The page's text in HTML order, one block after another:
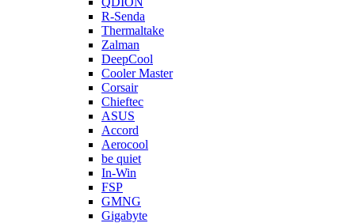
R-Senda
Thermaltake
Zalman
DeepCool
Cooler Master
Corsair
Chieftec
ASUS
Accord
Aerocool
be quiet
In-Win
FSP
GMNG
Gigabyte